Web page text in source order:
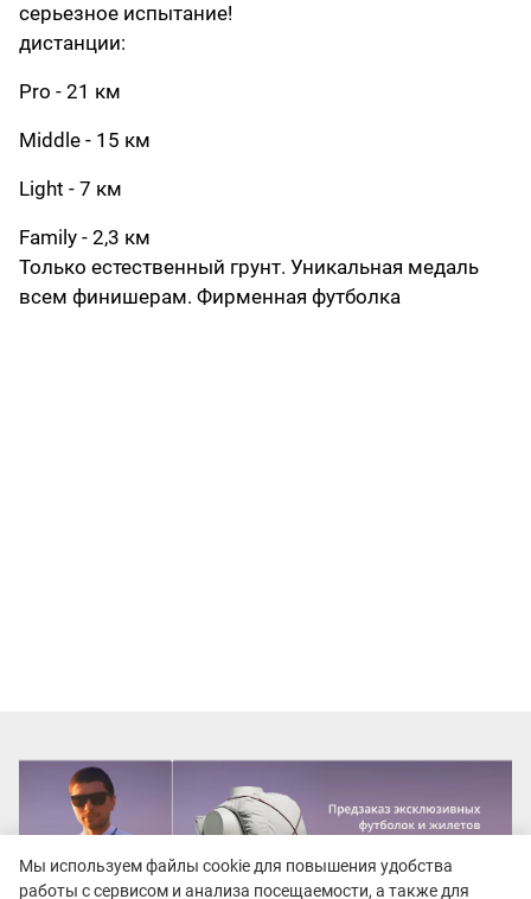
серьезное испытание!
дистанции:
Pro - 21 км
Middle - 15 км
Light - 7 км
Family - 2,3 км
Только естественный грунт. Уникальная медаль
всем финишерам. Фирменная футболка
Мы используем файлы cookie для повышения удобства
работы с сервисом и анализа посещаемости, а также для